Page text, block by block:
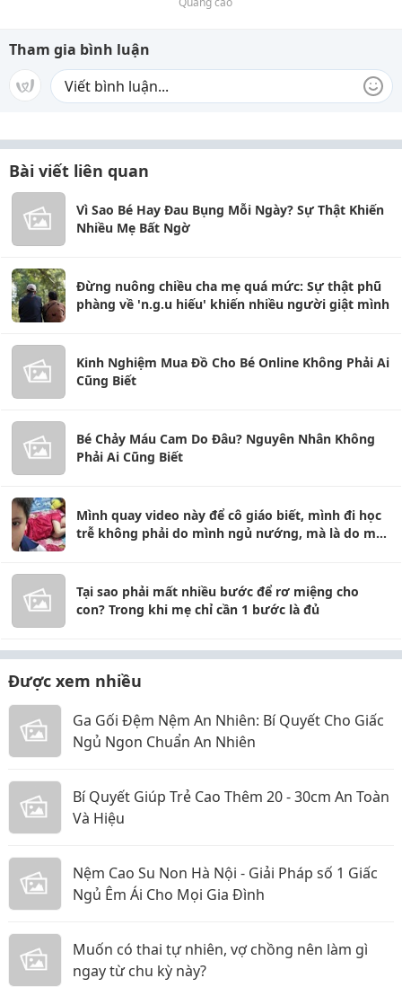
Tham gia bình luận
Bài viết liên quan
Vì Sao Bé Hay Đau Bụng Mỗi Ngày? Sự Thật Khiến
Nhiều Mẹ Bất Ngờ
Đừng nuông chiều cha mẹ quá mức: Sự thật phũ
phàng về 'n.g.u hiếu' khiến nhiều người giật mình
Kinh Nghiệm Mua Đồ Cho Bé Online Không Phải Ai
Cũng Biết
Bé Chảy Máu Cam Do Đâu? Nguyên Nhân Không
Phải Ai Cũng Biết
Mình quay video này để cô giáo biết, mình đi học
trễ không phải do mình ngủ nướng, mà là do mẹ
Tại sao phải mất nhiều bước để rơ miệng cho
con? Trong khi mẹ chỉ cần 1 bước là đủ
Được xem nhiều
Ga Gối Đệm Nệm An Nhiên: Bí Quyết Cho Giấc
Ngủ Ngon Chuẩn An Nhiên
Bí Quyết Giúp Trẻ Cao Thêm 20 - 30cm An Toàn
Và Hiệu
Nệm Cao Su Non Hà Nội - Giải Pháp số 1 Giấc
Ngủ Êm Ái Cho Mọi Gia Đình
Muốn có thai tự nhiên, vợ chồng nên làm gì
ngay từ chu kỳ này?